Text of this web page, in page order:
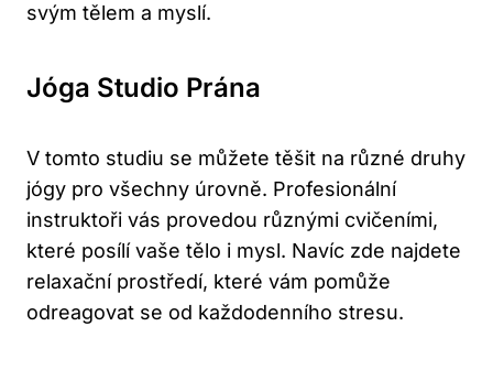
svým tělem a myslí.
Jóga Studio Prána
V tomto studiu se můžete těšit na různé druhy
jógy pro všechny úrovně. Profesionální
instruktoři vás provedou různými cvičeními,
které posílí vaše tělo i mysl. Navíc zde najdete
relaxační prostředí, které vám pomůže
odreagovat se od každodenního stresu.